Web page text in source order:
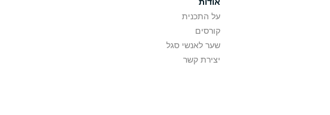
על התכנית
קורסים
שער לאנשי סגל
יצירת קשר